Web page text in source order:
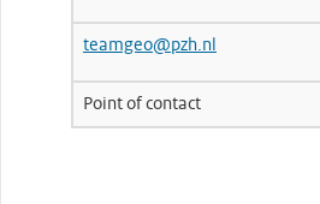
teamgeo@pzh.nl
Point of contact